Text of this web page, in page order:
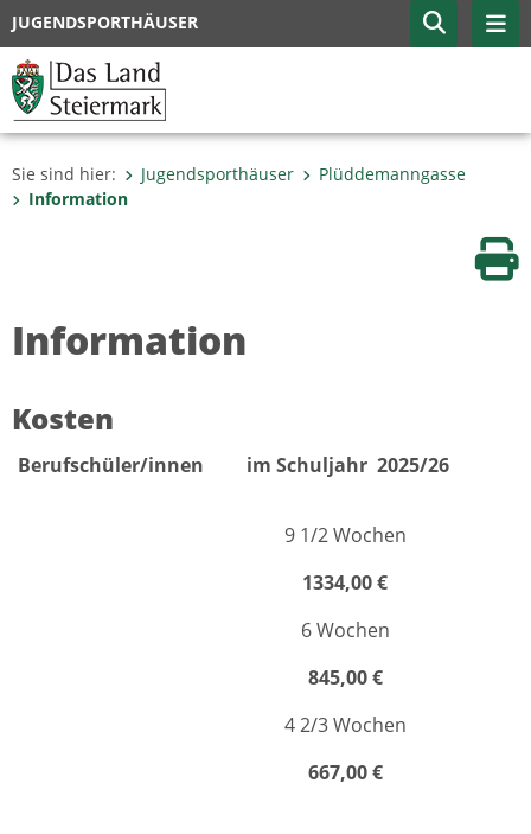
JUGENDSPORTHÄUSER
Sie sind hier: Jugendsporthäuser
Plüddemanngasse
Information
Information
Kosten
Berufschüler/innen im Schuljahr 2025/26
9 1/2 Wochen
1334,00 €
6 Wochen
845,00 €
4 2/3 Wochen
667,00 €